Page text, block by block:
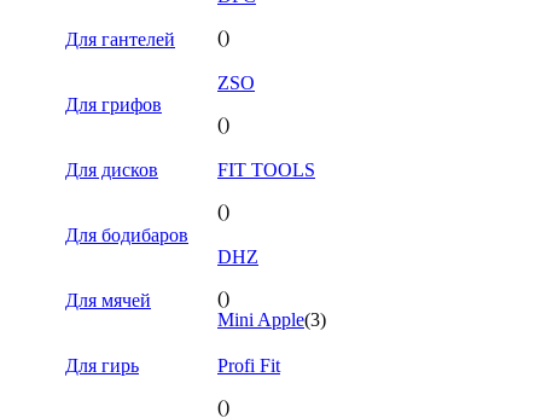
Для гантелей
Для грифов
Для дисков
Для бодибаров
Для мячей
Для гирь
()
ZSO
()
FIT TOOLS
()
DHZ
()
Mini Apple(3)
Profi Fit
()